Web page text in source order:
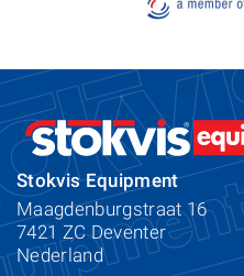
Stokvis Equipment
Maagdenburgstraat 16
7421 ZC Deventer
Nederland